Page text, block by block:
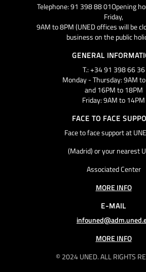
© 2024 UNED. ALL RIGHTS
Telephone: 91 398 88 01Opening
Friday,
9AM to 8PM (UNED offices will be
business on the public
GENERAL
T.: +34 91 398 66 36
Monday - Thursday: 9AM
and 16PM to 18PM
Friday: 9AM to 14PM
FACE TO FACE
Face to face support at
(Madrid) or your nearest
Associated Center
MORE INFO
E-MAIL
MORE INFO